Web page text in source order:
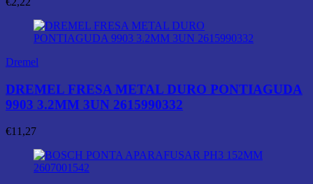
Dremel
DREMEL FRESA METAL DURO PONTIAGUDA
9903 3.2MM 3UN 2615990332
€11,27